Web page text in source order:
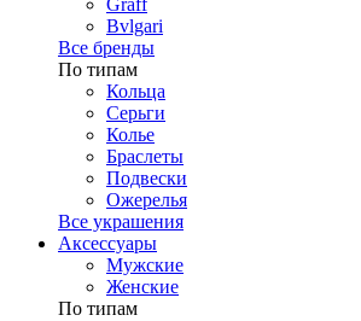
Graff
Bvlgari
Все бренды
По типам
Кольца
Серьги
Колье
Браслеты
Подвески
Ожерелья
Все украшения
Аксессуары
Мужские
Женские
По типам